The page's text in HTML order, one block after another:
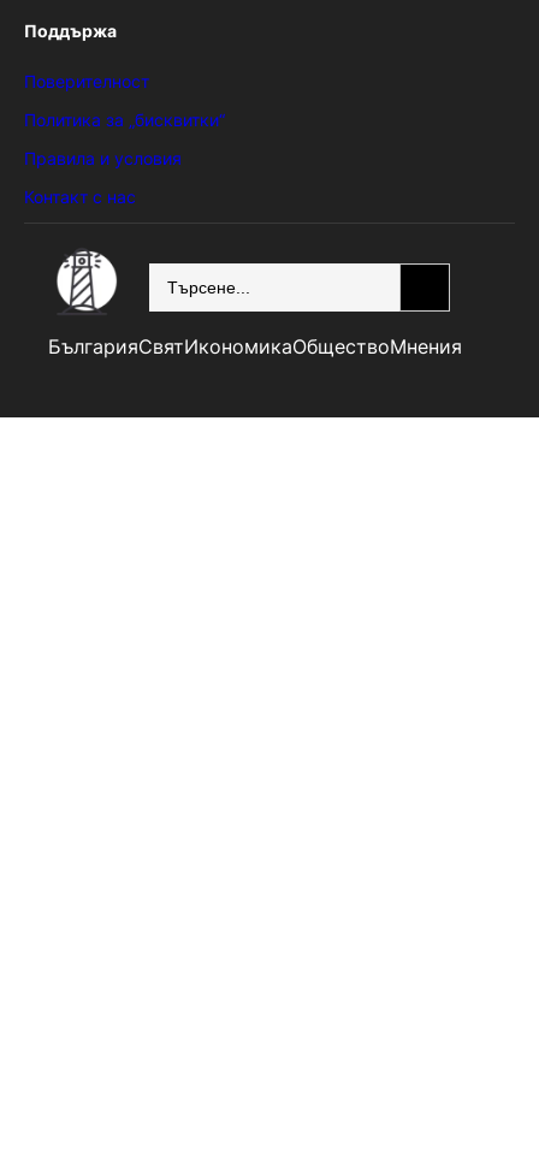
Поддържа
Поверителност
Политика за „бисквитки“
Правила и условия
Контакт с нас
БългарияСвятИкономикаОбществоМнения